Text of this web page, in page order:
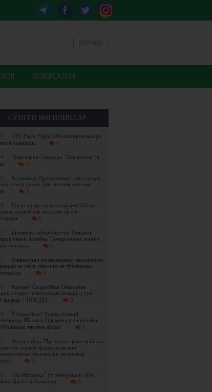
БОШҚАЛАР
СЎНГГИ ЯНГИЛИКЛАР
UFC Fight Night 284 иштирокчилари
чиқишди
0
"Барселона" сардори "Ливерпуль"га
0
Асламжон Ортиқовнинг титул учун
жанги қачон ўтказилиши маълум
0
Ёш оғир атлетикачиларимиз Осиё
илк медални қўлга
0
Японияга жўнаб кетган Рамазон
укаси Азизбек Темировнинг жанги
гапирди
0
Инфантино жазманининг лавозимини
ва унга товон пули тўланишда
0
Расман! Суҳроббек Отажонов
League чемпионлик камари учун
қилади + ПОСТЕР
0
Ўзбекистон? Турли сунъий
Шахмат Олимпиадаси ғолиби
тахмин қилди
0
Яхши хабар: Президент вакили билан
хоккей федерациясини
масалалари муҳокама
0
“Ал Иттиҳод” уч мавсумдан сўнг
билан хайрлашди
0